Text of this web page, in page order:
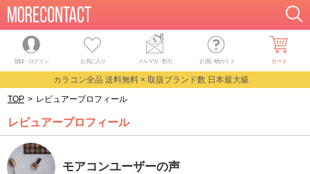
登録・ログイン お気に入り メルマガ・割引 お買い物ガイド カート
カラコン全品 送料無料 × 取扱ブランド数 日本最大級
TOP > レビュアープロフィール
レビュアープロフィール
モアコンユーザーの声